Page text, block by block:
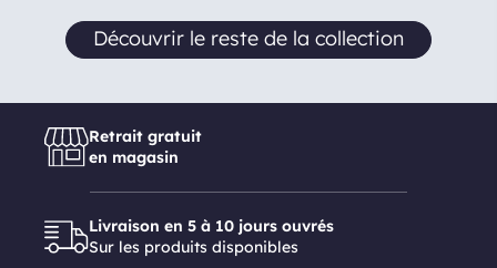
Découvrir le reste de la collection
Retrait gratuit
en magasin
Livraison en 5 à 10 jours ouvrés
Sur les produits disponibles